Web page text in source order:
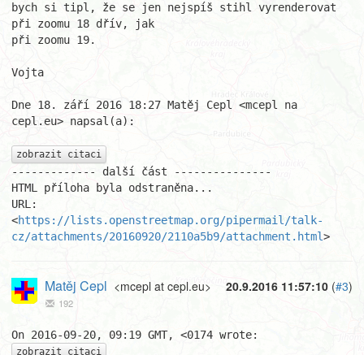
bych si tipl, že se jen nejspíš stihl vyrenderovat
při zoomu 18 dřív, jak
při zoomu 19.
Vojta
Dne 18. září 2016 18:27 Matěj Cepl <mcepl na
cepl.eu> napsal(a):
zobrazit citaci
------------- další část ---------------
HTML příloha byla odstraněna...
URL:
<https://lists.openstreetmap.org/pipermail/talk-
cz/attachments/20160920/2110a5b9/attachment.html>
20.9.2016 11:57:10 (#3)
Matěj Cepl <mcepl at cepl.eu>
192
zobrazit citaci